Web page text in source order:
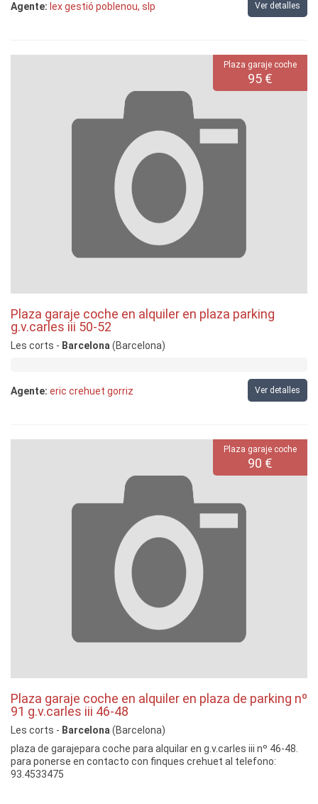
Agente: lex gestió poblenou, slp Ver detalles
Plaza garaje coche
95 €
Plaza garaje coche en alquiler en plaza parking
g.v.carles iii 50-52
Les corts - Barcelona (Barcelona)
Agente: eric crehuet gorriz Ver detalles
Plaza garaje coche
90 €
Plaza garaje coche en alquiler en plaza de parking nº
91 g.v.carles iii 46-48
Les corts - Barcelona (Barcelona)
plaza de garajepara coche para alquilar en g.v.carles iii nº 46-48.
para ponerse en contacto con finques crehuet al telefono:
93.4533475